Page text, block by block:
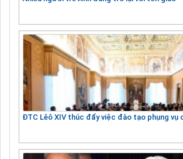
ĐTC Lêô XIV thúc đẩy việc đào tạo phụng vụ